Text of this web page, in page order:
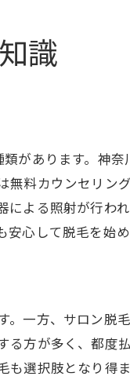
解説
基準
イント
集め方
選び方
識
があります。神
料カウンセリン
よる照射が行わ
心して脱毛を始め
一方、サロン脱
方が多く、都度
選択肢となり得